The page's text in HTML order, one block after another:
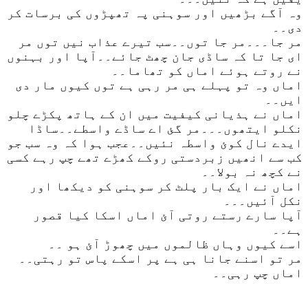
وہ آگے بڑھیں اور سوہنی پہ تھپڑوں کی برسات کر
دی۔۔
مر جا۔۔۔مر جا توں۔۔سب تیرے عذاب نیں توں مر
ای جا تا کہ ساڈی جان چھٹ جائے۔۔آپا اور بہنوں
نے روتے ہوئے اماں کو تھاما۔۔
اماں وہ تو پہلے ہی مر رہی ہے توں کیوں مار دی
ایں۔۔
اماں نے ہذیانی کیفیت میں ان کے ہاتھ پکڑے چلو
نکلو ایتھوں۔۔۔مر گئ اے ساڈے واسطے۔۔ساڈا
ایدے نال کوئ واسطہ نئیں۔۔عجب ہوا کہ وہ سب جو
کب سے انھیں زبردستی روکے کھڑے تھے چپ رہے کسی
نے کچھ نہ بولا۔۔
اماں نے ایک بار پلٹ کر سوہنی کو دیکھا اور
نکل آئیں۔۔۔
آپا سارے رستے روتی آئ اماں اسکا کیا قصور
ہے۔۔
اسے کیوں وہاں ظالموں میں چھوڑ آئ ہو ۔۔
مر تو اسنے جانا ہی ہے پر اسکے پاس تو رہتی۔۔
اماں چپ رہی۔۔